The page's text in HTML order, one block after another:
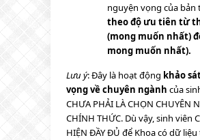
nguyện vọng của bản
theo độ ưu tiên từ
(mong muốn nhất)
mong muốn nhất).
Lưu ý: Đây là hoạt động khảo
vọng về chuyên ngành của
CHƯA PHẢI LÀ CHỌN CHUYÊN
CHÍNH THỨC. Dù vậy, sinh viên
HIỆN ĐẦY ĐỦ để Khoa có dữ